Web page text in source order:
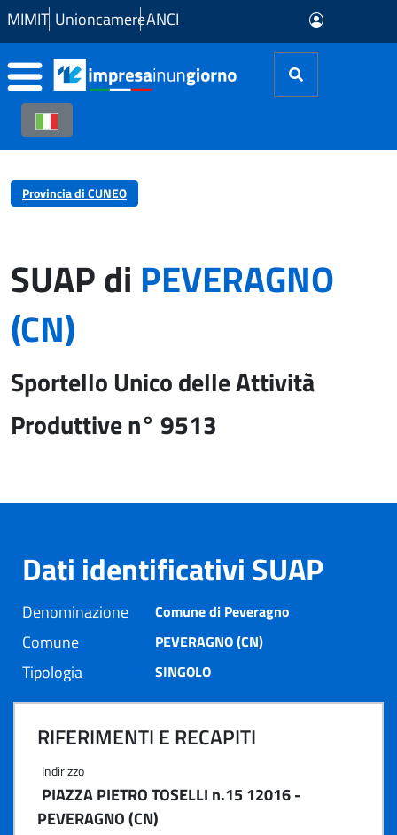
Skip to Main Content
MIMIT UnioncamereANCI
Provincia di CUNEO
SUAP di PEVERAGNO
(CN)
Sportello Unico delle Attività
Produttive n° 9513
Dati identificativi SUAP
Denominazione Comune di Peveragno
Comune PEVERAGNO (CN)
Tipologia SINGOLO
RIFERIMENTI E RECAPITI
Indirizzo
PIAZZA PIETRO TOSELLI n.15 12016 -
PEVERAGNO (CN)